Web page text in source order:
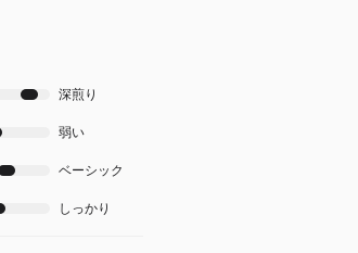
深煎り
弱い
ベーシック
しっかり